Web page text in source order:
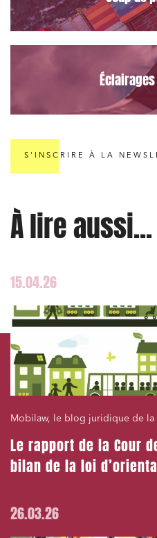
S'INSCRIRE À LA
À lire aussi...
15.04.26
Mobilaw, le blog juridique de
Le rapport de la Cour
bilan de la loi
26.03.26